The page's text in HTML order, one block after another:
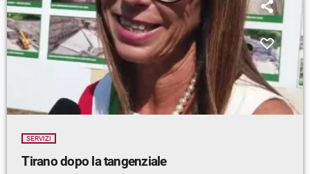
SERVIZI
Tirano dopo la tangenziale